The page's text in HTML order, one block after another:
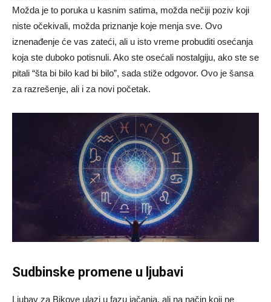
Možda je to poruka u kasnim satima, možda nečiji poziv koji
niste očekivali, možda priznanje koje menja sve. Ovo
iznenađenje će vas zateći, ali u isto vreme probuditi osećanja
koja ste duboko potisnuli. Ako ste osećali nostalgiju, ako ste se
pitali “šta bi bilo kad bi bilo”, sada stiže odgovor. Ovo je šansa
za razrešenje, ali i za novi početak.
Sudbinske promene u ljubavi
Ljubav za Bikove ulazi u fazu jačanja, ali na način koji ne